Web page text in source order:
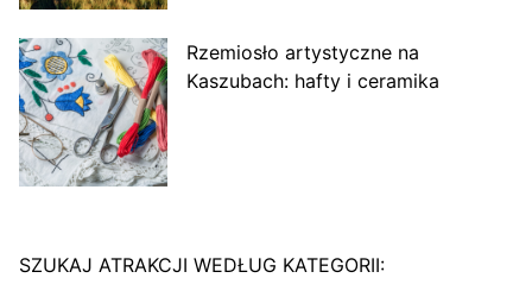
Rzemiosło artystyczne na
Kaszubach: hafty i ceramika
SZUKAJ ATRAKCJI WEDŁUG KATEGORII: